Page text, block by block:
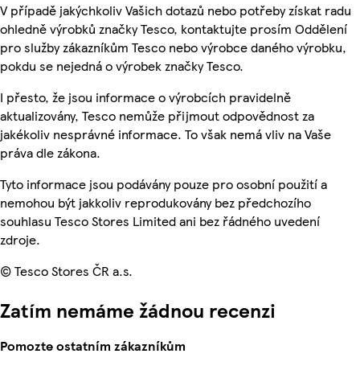
V případě jakýchkoliv Vašich dotazů nebo potřeby získat radu
ohledně výrobků značky Tesco, kontaktujte prosím Oddělení
pro služby zákazníkům Tesco nebo výrobce daného výrobku,
pokdu se nejedná o výrobek značky Tesco.
I přesto, že jsou informace o výrobcích pravidelně
aktualizovány, Tesco nemůže přijmout odpovědnost za
jakékoliv nesprávné informace. To však nemá vliv na Vaše
práva dle zákona.
Tyto informace jsou podávány pouze pro osobní použití a
nemohou být jakkoliv reprodukovány bez předchozího
souhlasu Tesco Stores Limited ani bez řádného uvedení
zdroje.
© Tesco Stores ČR a.s.
Zatím nemáme žádnou recenzi
Pomozte ostatním zákazníkům